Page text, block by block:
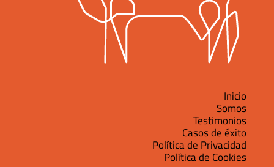
Inicio
Somos
Testimonios
Casos de éxito
Política de Privacidad
Política de Cookies